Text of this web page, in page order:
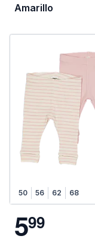
Amarillo
50 56 62 68
599